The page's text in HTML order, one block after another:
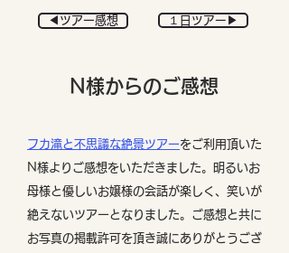
◀︎ツアー感想 １日ツアー▶︎
N様からのご感想
フカ滝と不思議な絶景ツアーをご利用頂いた
N様よりご感想をいただきました。明るいお
母様と優しいお嬢様の会話が楽しく、笑いが
絶えないツアーとなりました。ご感想と共に
お写真の掲載許可を頂き誠にありがとうござ